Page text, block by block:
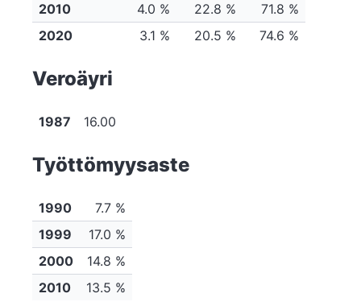
2010
4.0 % 22.8 %
71.8 %
2020
3.1 % 20.5 % 74.6 %
Veroäyri
1987 16.00
Työttömyysaste
1990
7.7 %
1999
17.0 %
2000
14.8 %
2010
13.5 %